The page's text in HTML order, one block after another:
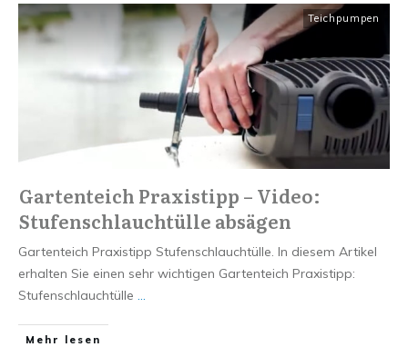
Teichpumpen
Gartenteich Praxistipp – Video:
Stufenschlauchtülle absägen
Gartenteich Praxistipp Stufenschlauchtülle. In diesem Artikel
erhalten Sie einen sehr wichtigen Gartenteich Praxistipp:
Stufenschlauchtülle ...
Mehr lesen